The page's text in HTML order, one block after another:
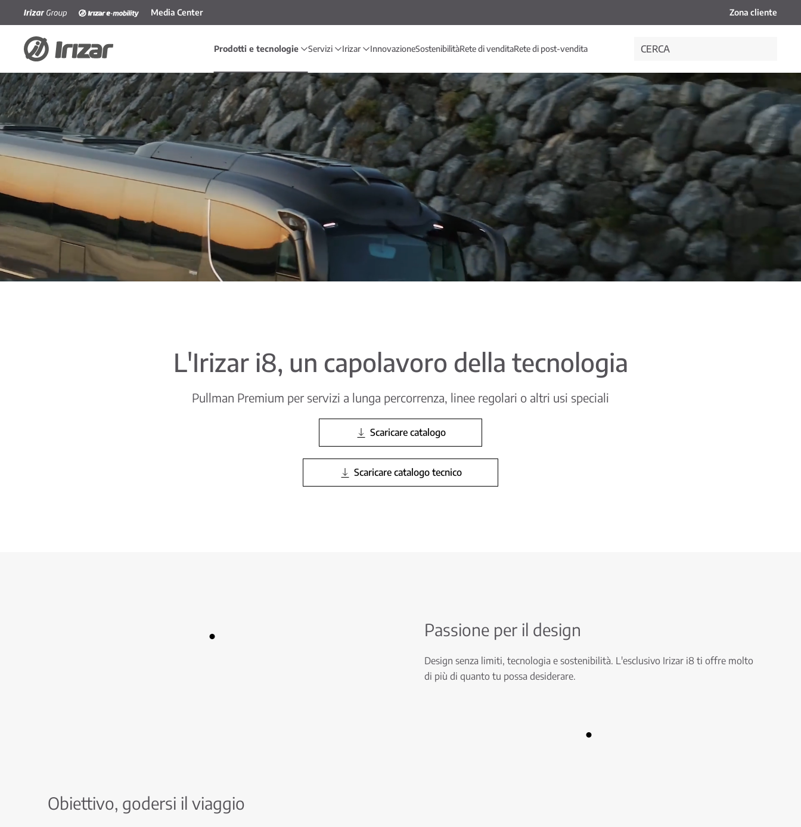
Skip to main content
Media Center Zona cliente
Prodotti e tecnologie Servizi Irizar InnovazioneSostenibilitàRete di venditaRete di post-vendita
L'Irizar i8, un capolavoro della tecnologia
Pullman Premium per servizi a lunga percorrenza, linee regolari o altri usi speciali
Scaricare catalogo
Scaricare catalogo tecnico
Passione per il design
Design senza limiti, tecnologia e sostenibilità. L'esclusivo Irizar i8 ti offre molto
di più di quanto tu possa desiderare.
Obiettivo, godersi il viaggio